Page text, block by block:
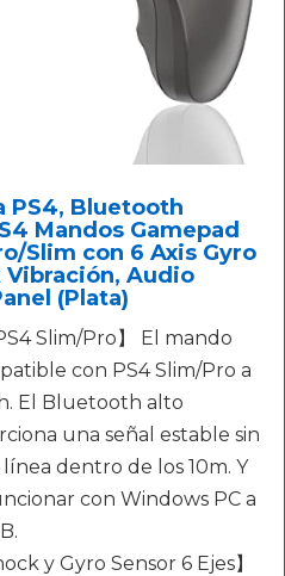
PS4, Bluetooth
Mandos Gamepad
Slim con 6 Axis Gyro
Vibración, Audio
(Plata)
Slim/Pro】 El mando
con PS4 Slim/Pro a
El Bluetooth alto
una señal estable sin
dentro de los 10m. Y
con Windows PC a
y Gyro Sensor 6 Ejes】